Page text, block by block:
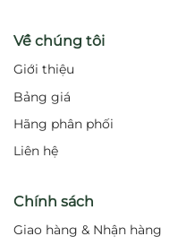
Thẩm mỹ sang trọng:
dáng tinh tế.
chóng.
resort và spa.
4. Ứng dụng thực tế
Về chúng tôi
Giới thiệu
Bảng giá
Hãng phân phối
Liên hệ
Chính sách
Giao hàng & Nhận hàng